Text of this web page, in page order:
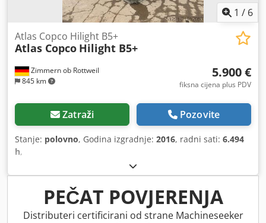
1 / 6
Zimmern ob Rottweil
845 km
Atlas Copco Hilight B5+
Atlas Copco Hilight B5+
5.900 €
fiksna cijena plus PDV
Zatraži Pozovite
Stanje: polovno, Godina izgradnje: 2016, radni sati: 6.494
h,
PEČAT POVJERENJA
Distributeri certificirani od strane Machineseeker